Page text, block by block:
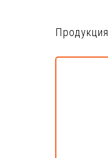
Продукция